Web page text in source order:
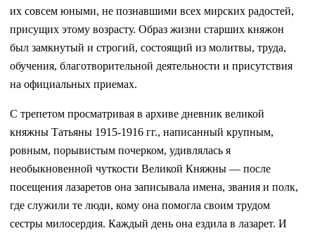
их совсем юными, не познавшими всех мирских радостей,
присущих этому возрасту. Образ жизни старших княжон
был замкнутый и строгий, состоящий из молитвы, труда,
обучения, благотворительной деятельности и присутствия
на официальных приемах.
С трепетом просматривая в архиве дневник великой
княжны Татьяны 1915-1916 гг., написанный крупным,
ровным, порывистым почерком, удивлялась я
необыкновенной чуткости Великой Княжны — после
посещения лазаретов она записывала имена, звания и полк,
где служили те люди, кому она помогла своим трудом
сестры милосердия. Каждый день она ездила в лазарет. И